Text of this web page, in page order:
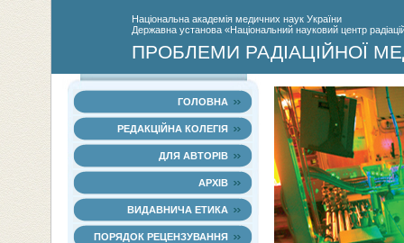
Нацiональна академiя медичних наук України
Державна установа «Національний науковий центр
ПРОБЛЕМИ РАДІАЦІЙНОЇ
ГОЛОВНА
РЕДАКЦІЙНА КОЛЕГІЯ
ДЛЯ АВТОРІВ
АРХІВ
ВИДАВНИЧА ЕТИКА
ПОРЯДОК РЕЦЕНЗУВАННЯ